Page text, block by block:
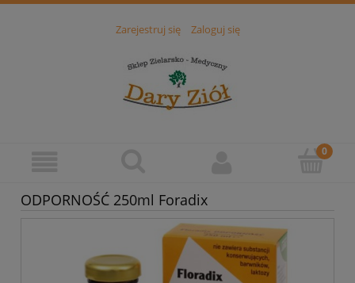
Zarejestruj się Zaloguj się
ODPORNOŚĆ 250ml Foradix